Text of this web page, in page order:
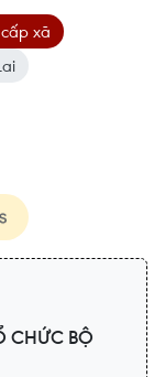
xã
CHỨC BỘ